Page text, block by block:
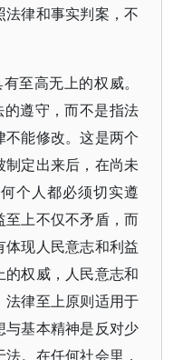
律和事实判案，不
至高无上的权威。
的遵守，而不是指法
能修改。这是两个
定出来后，在尚未
个人都必须切实遵
上不仅不矛盾，而
体现人民意志和利益
权威，人民意志和
律至上原则适用于
基本精神是反对少
。在任何社会里，